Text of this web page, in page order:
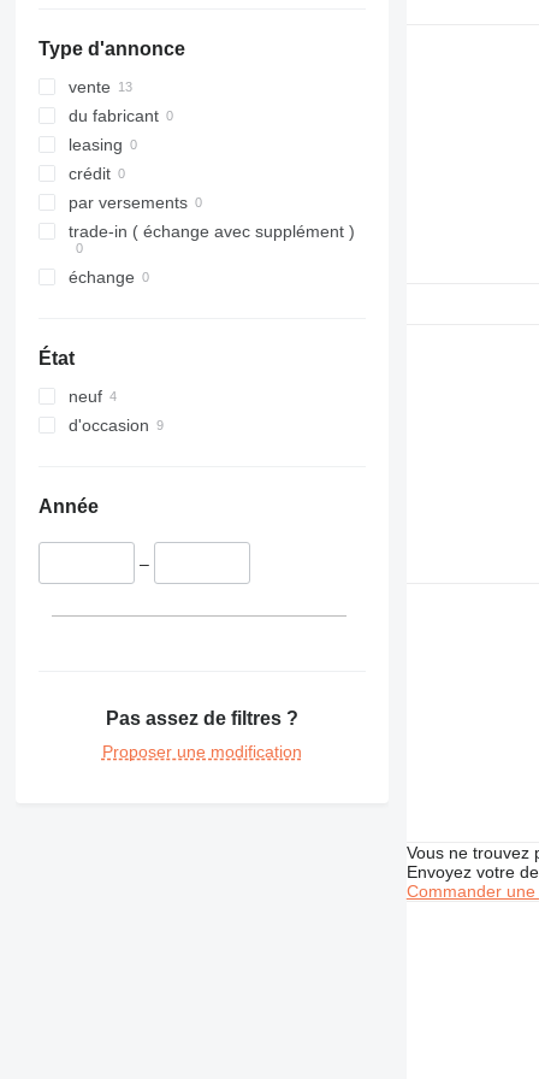
315
316
317
318
320
321
322
324
330
336
349
350
420
422
TM
VMT
Type d'annonce
vente
du fabricant
leasing
crédit
par versements
trade-in ( échange avec supplément )
échange
État
neuf
d'occasion
Année
–
Pas assez de filtres ?
Proposer une modification
Vous ne trouvez
Envoyez votre
Commander